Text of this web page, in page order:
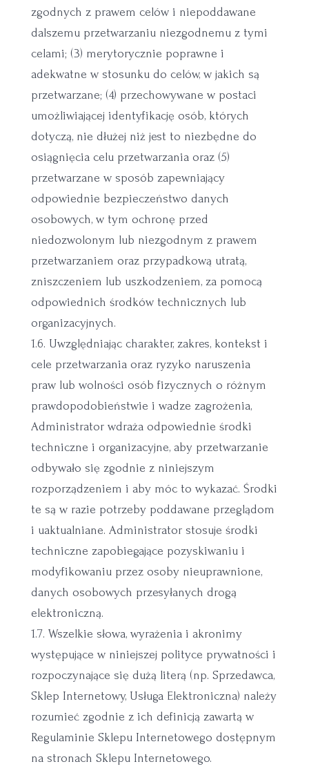
zgodnych z prawem celów i niepoddawane
dalszemu przetwarzaniu niezgodnemu z tymi
celami; (3) merytorycznie poprawne i
adekwatne w stosunku do celów, w jakich są
przetwarzane; (4) przechowywane w postaci
umożliwiającej identyfikację osób, których
dotyczą, nie dłużej niż jest to niezbędne do
osiągnięcia celu przetwarzania oraz (5)
przetwarzane w sposób zapewniający
odpowiednie bezpieczeństwo danych
osobowych, w tym ochronę przed
niedozwolonym lub niezgodnym z prawem
przetwarzaniem oraz przypadkową utratą,
zniszczeniem lub uszkodzeniem, za pomocą
odpowiednich środków technicznych lub
organizacyjnych.
1.6. Uwzględniając charakter, zakres, kontekst i
cele przetwarzania oraz ryzyko naruszenia
praw lub wolności osób fizycznych o różnym
prawdopodobieństwie i wadze zagrożenia,
Administrator wdraża odpowiednie środki
techniczne i organizacyjne, aby przetwarzanie
odbywało się zgodnie z niniejszym
rozporządzeniem i aby móc to wykazać. Środki
te są w razie potrzeby poddawane przeglądom
i uaktualniane. Administrator stosuje środki
techniczne zapobiegające pozyskiwaniu i
modyfikowaniu przez osoby nieuprawnione,
danych osobowych przesyłanych drogą
elektroniczną.
1.7. Wszelkie słowa, wyrażenia i akronimy
występujące w niniejszej polityce prywatności i
rozpoczynające się dużą literą (np. Sprzedawca,
Sklep Internetowy, Usługa Elektroniczna) należy
rozumieć zgodnie z ich definicją zawartą w
Regulaminie Sklepu Internetowego dostępnym
na stronach Sklepu Internetowego.